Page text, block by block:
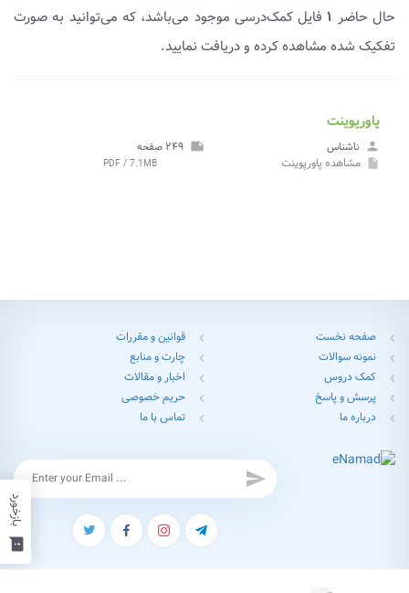
حال حاضر ۱فایل کمک‌درسی موجود می‌باشد، که می‌توانید به صورت
تفکیک شده مشاهده کرده و دریافت نمایید.
پاورپوینت
person ناشناس note ۲۴۹ صفحه
insert_drive_file مشاهده پاورپوینت PDF / 7.1MB
feedback
بازخورد
chevron_left صفحه نخست chevron_left قوانین و مقررات
chevron_left نمونه سوالات chevron_left چارت و منابع
chevron_left کمک دروس chevron_left اخبار و مقالات
chevron_left پرسش و پاسخ chevron_left حریم خصوصی
chevron_left درباره ما chevron_left تماس با ما
send